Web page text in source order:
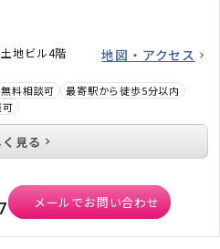
地ビル4階 地図・アクセス
無料相談可
最寄駅から徒歩5分以内
見る
メールでお問い合わせ